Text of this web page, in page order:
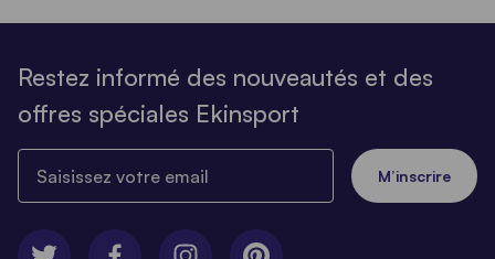
Restez informé des nouveautés et des
offres spéciales Ekinsport
M’inscrire